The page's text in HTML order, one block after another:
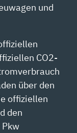
und
CO2-
über den
offiziellen
den